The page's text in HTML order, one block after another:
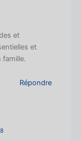
et
et
famille.
Répondre